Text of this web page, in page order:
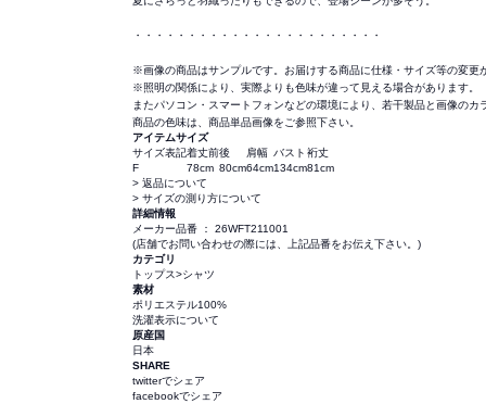
・・・・・・・・・・・・・・・・・・・・・・・
※画像の商品はサンプルです。お届けする商品に仕様・サイズ等の変更
※照明の関係により、実際よりも色味が違って見える場合があります。
またパソコン・スマートフォンなどの環境により、若干製品と画像のカ
商品の色味は、商品単品画像をご参照下さい。
アイテムサイズ
サイズ表記着丈前後 肩幅 バスト 裄丈
F
78cm 80cm64cm134cm81cm
> 返品について
> サイズの測り方について
詳細情報
メーカー品番 ： 26WFT211001
(店舗でお問い合わせの際には、上記品番をお伝え下さい。)
カテゴリ
トップス>シャツ
素材
ポリエステル100%
洗濯表示について
原産国
日本
SHARE
twitterでシェア
facebookでシェア